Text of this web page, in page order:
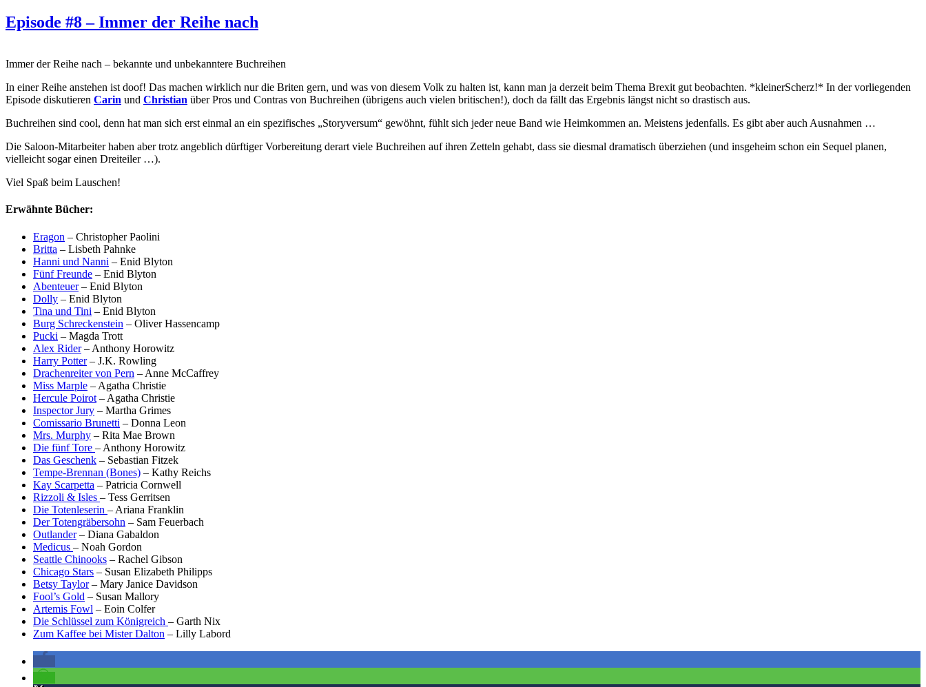
Episode #8 – Immer der Reihe nach
Immer der Reihe nach – bekannte und unbekanntere Buchreihen
In einer Reihe anstehen ist doof! Das machen wirklich nur die Briten gern, und was von diesem Volk zu halten ist, kann man ja derzeit beim Thema Brexit gut beobachten. *kleinerScherz!* In der vorliegenden
Episode diskutieren Carin und Christian über Pros und Contras von Buchreihen (übrigens auch vielen britischen!), doch da fällt das Ergebnis längst nicht so drastisch aus.
Buchreihen sind cool, denn hat man sich erst einmal an ein spezifisches „Storyversum“ gewöhnt, fühlt sich jeder neue Band wie Heimkommen an. Meistens jedenfalls. Es gibt aber auch Ausnahmen …
Die Saloon-Mitarbeiter haben aber trotz angeblich dürftiger Vorbereitung derart viele Buchreihen auf ihren Zetteln gehabt, dass sie diesmal dramatisch überziehen (und insgeheim schon ein Sequel planen,
vielleicht sogar einen Dreiteiler …).
Viel Spaß beim Lauschen!
Erwähnte Bücher:
Eragon – Christopher Paolini
Britta – Lisbeth Pahnke
Hanni und Nanni – Enid Blyton
Fünf Freunde – Enid Blyton
Abenteuer– Enid Blyton
Dolly – Enid Blyton
Tina und Tini – Enid Blyton
Burg Schreckenstein – Oliver Hassencamp
Pucki – Magda Trott
Alex Rider– Anthony Horowitz
Harry Potter– J.K. Rowling
Drachenreiter von Pern – Anne McCaffrey
Miss Marple – Agatha Christie
Hercule Poirot – Agatha Christie
Inspector Jury – Martha Grimes
Comissario Brunetti – Donna Leon
Mrs. Murphy – Rita Mae Brown
Die fünf Tore – Anthony Horowitz
Das Geschenk – Sebastian Fitzek
Tempe-Brennan (Bones) – Kathy Reichs
Kay Scarpetta – Patricia Cornwell
Rizzoli & Isles – Tess Gerritsen
Die Totenleserin – Ariana Franklin
Der Totengräbersohn – Sam Feuerbach
Outlander– Diana Gabaldon
Medicus – Noah Gordon
Seattle Chinooks – Rachel Gibson
Chicago Stars – Susan Elizabeth Philipps
Betsy Taylor– Mary Janice Davidson
Fool’s Gold – Susan Mallory
Artemis Fowl – Eoin Colfer
Die Schlüssel zum Königreich – Garth Nix
Zum Kaffee bei Mister Dalton – Lilly Labord